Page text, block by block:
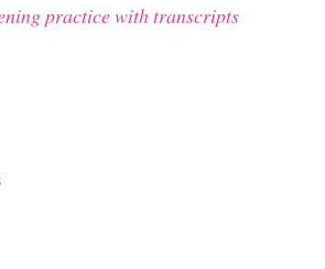
practice with transcripts